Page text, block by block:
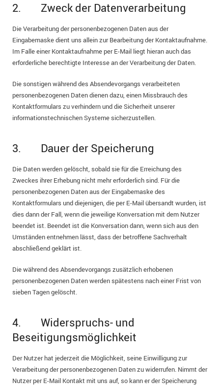
2. Zweck der Datenverarbeitung
Die Verarbeitung der personenbezogenen Daten aus der
Eingabemaske dient uns allein zur Bearbeitung der Kontaktaufnahme.
Im Falle einer Kontaktaufnahme per E-Mail liegt hieran auch das
erforderliche berechtigte Interesse an der Verarbeitung der Daten.
Die sonstigen während des Absendevorgangs verarbeiteten
personenbezogenen Daten dienen dazu, einen Missbrauch des
Kontaktformulars zu verhindern und die Sicherheit unserer
informationstechnischen Systeme sicherzustellen.
3. Dauer der Speicherung
Die Daten werden gelöscht, sobald sie für die Erreichung des
Zweckes ihrer Erhebung nicht mehr erforderlich sind. Für die
personenbezogenen Daten aus der Eingabemaske des
Kontaktformulars und diejenigen, die per E-Mail übersandt wurden, ist
dies dann der Fall, wenn die jeweilige Konversation mit dem Nutzer
beendet ist. Beendet ist die Konversation dann, wenn sich aus den
Umständen entnehmen lässt, dass der betroffene Sachverhalt
abschließend geklärt ist.
Die während des Absendevorgangs zusätzlich erhobenen
personenbezogenen Daten werden spätestens nach einer Frist von
sieben Tagen gelöscht.
4. Widerspruchs- und
Beseitigungsmöglichkeit
Der Nutzer hat jederzeit die Möglichkeit, seine Einwilligung zur
Verarbeitung der personenbezogenen Daten zu widerrufen. Nimmt der
Nutzer per E-Mail Kontakt mit uns auf, so kann er der Speicherung